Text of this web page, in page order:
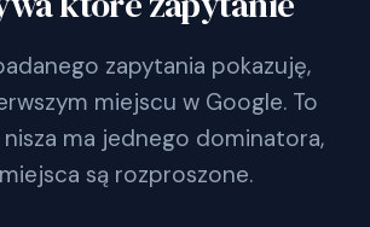
zapytania pokazuję,
miejscu w Google. To
ma jednego dominatora,
są rozproszone.